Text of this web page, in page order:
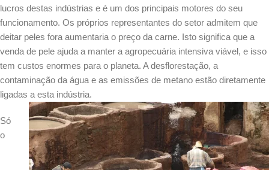
lucros destas indústrias e é um dos principais motores do seu
funcionamento. Os próprios representantes do setor admitem que
deitar peles fora aumentaria o preço da carne. Isto significa que a
venda de pele ajuda a manter a agropecuária intensiva viável, e isso
tem custos enormes para o planeta. A desflorestação, a
contaminação da água e as emissões de metano estão diretamente
ligadas a esta indústria.
Só
o